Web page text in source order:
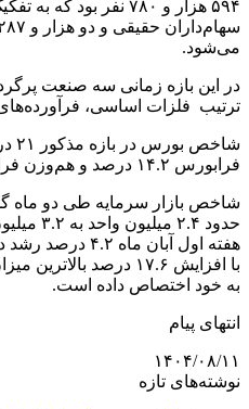
می‌شود.
در این بازه زمانی سه صنعت
ترتیب فلزات اساسی،
فرابورس ۱۴.۲ درصد و هم‌وزن فرابورس ۱۷.۳ درصد رشد داشتند.
شاخص بازار سرمایه طی دو ماه
حدود
هفته اول آبان
با افزایش ۱۷.۶ درصد
به خود اختصاص داده است.
انتهای پیام
۱۴۰۴/۰۸/۱۱
نوشته‌های تازه